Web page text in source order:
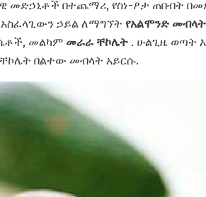
መድኃኒቶች በተጨማሪ, የስነ-ፆታ ጠበብት
ኃይል ለማግኘት የአልሞንድ
መልካም መራራ ቸኮሌት . ሁልጊዜ ወጣት
በልተው መብላት አይርሱ.